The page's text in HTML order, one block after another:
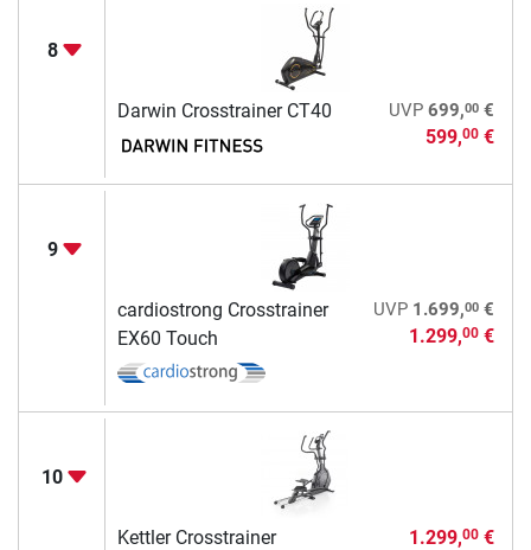
8
Darwin Crosstrainer CT40 UVP 699,00€
599,00€
9
cardiostrong Crosstrainer
EX60 Touch
UVP 1.699,00€
1.299,00€
10
Kettler Crosstrainer
1.299,00€